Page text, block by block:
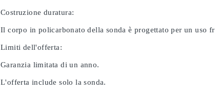
Costruzione duratura:
Il corpo in policarbonato della sonda è progettato per un uso
Limiti dell'offerta:
Garanzia limitata di un anno.
L'offerta include solo la sonda.